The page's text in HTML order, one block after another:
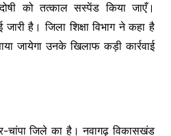
को तत्काल सस्पेंड किया जाएँ।
है। जिला शिक्षा विभाग ने कहा है
जायेगा उनके खिलाफ कड़ी कार्रवाई
चांपा जिले का है। नवागढ़ विकासखंड